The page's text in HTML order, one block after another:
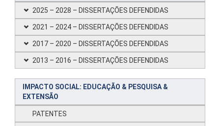
2025 – 2028 – DISSERTAÇÕES DEFENDIDAS
2021 – 2024 – DISSERTAÇÕES DEFENDIDAS
2017 – 2020 – DISSERTAÇÕES DEFENDIDAS
2013 – 2016 – DISSERTAÇÕES DEFENDIDAS
IMPACTO SOCIAL: EDUCAÇÃO & PESQUISA &
EXTENSÃO
PATENTES